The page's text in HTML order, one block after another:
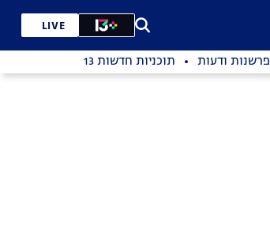
LIVE
פרשנות ודעות תוכניות חדשות 13